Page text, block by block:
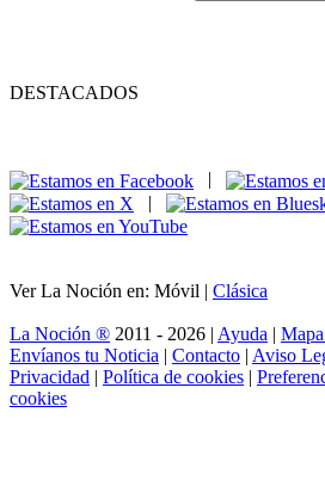
DESTACADOS
|
|
Ver La Noción en: Móvil | Clásica
La Noción ® 2011 - 2026 | Ayuda |
Envíanos tu Noticia | Contacto | Aviso
Privacidad | Política de cookies |
cookies